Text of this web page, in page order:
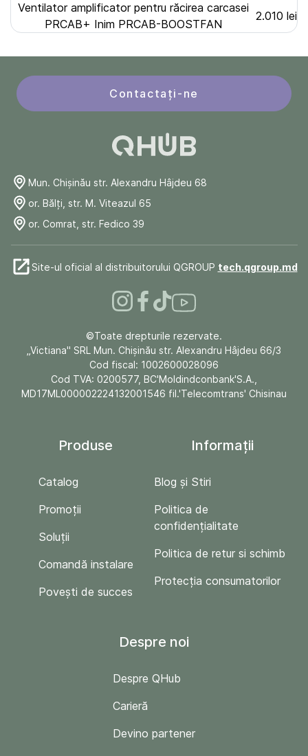
Ventilator amplificator pentru răcirea carcasei
PRCAB+ Inim PRCAB-BOOSTFAN
2.010 lei
Contactați-ne
Mun. Chişinău str. Alexandru Hâjdeu 68
or. Bălți, str. M. Viteazul 65
or. Comrat, str. Fedico 39
Site-ul oficial al distribuitorului QGROUP tech.qgroup.md
©Toate drepturile rezervate.
„Victiana" SRL Mun. Chişinău str. Alexandru Hâjdeu 66/3
Cod fiscal: 1002600028096
Cod TVA: 0200577, BC'Moldindconbank'S.A.,
MD17ML000002224132001546 fil.'Telecomtrans' Chisinau
Produse
Catalog
Promoții
Soluții
Comandă instalare
Povești de succes
Informații
Blog și Stiri
Politica de
confidențialitate
Politica de retur si schimb
Protecția consumatorilor
Despre noi
Despre QHub
Carieră
Devino partener